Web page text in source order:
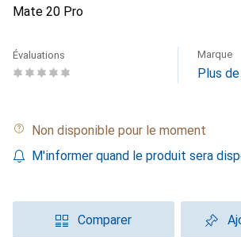
Mate 20 Pro
Évaluations Marque
Plus
Non disponible pour le moment
M'informer quand le produit sera
Comparer